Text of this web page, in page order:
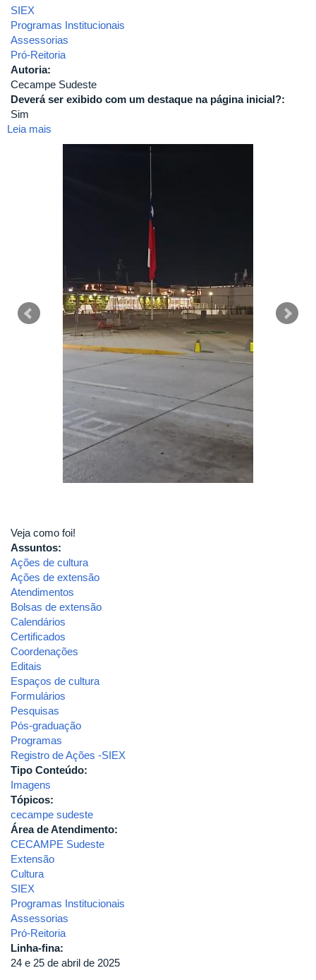
SIEX
Programas Institucionais
Assessorias
Pró-Reitoria
Autoria:
Cecampe Sudeste
Deverá ser exibido com um destaque na página inicial?:
Sim
Leia mais
Caminhos
Veja como foi!
Assuntos:
Ações de cultura
Ações de extensão
Atendimentos
Bolsas de extensão
Calendários
Certificados
Coordenações
Editais
Espaços de cultura
Formulários
Pesquisas
Pós-graduação
Programas
Registro de Ações -SIEX
Tipo Conteúdo:
Imagens
Tópicos:
cecampe sudeste
Área de Atendimento:
CECAMPE Sudeste
Extensão
Cultura
SIEX
Programas Institucionais
Assessorias
Pró-Reitoria
Linha-fina:
24 e 25 de abril de 2025